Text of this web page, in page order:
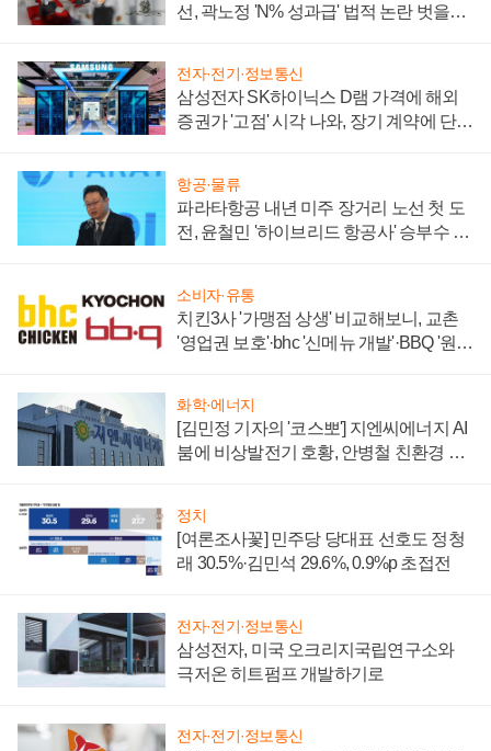
선, 곽노정 'N% 성과급' 법적 논란 벗을지
전자·전기·정보통신
삼성전자 SK하이닉스 D램 가격에 해외
증권가 '고점' 시각 나와, 장기 계약에 단점
항공·물류
파라타항공 내년 미주 장거리 노선 첫 도
전, 윤철민 '하이브리드 항공사' 승부수 통
소비자·유통
치킨3사 '가맹점 상생' 비교해보니, 교촌
'영업권 보호'·bhc '신메뉴 개발'·BBQ '원가
화학·에너지
[김민정 기자의 '코스뽀'] 지엔씨에너지 AI
붐에 비상발전기 호황, 안병철 친환경 에
정치
[여론조사꽃] 민주당 당대표 선호도 정청
래 30.5%·김민석 29.6%, 0.9%p 초접전
전자·전기·정보통신
삼성전자, 미국 오크리지국립연구소와
극저온 히트펌프 개발하기로
전자·전기·정보통신